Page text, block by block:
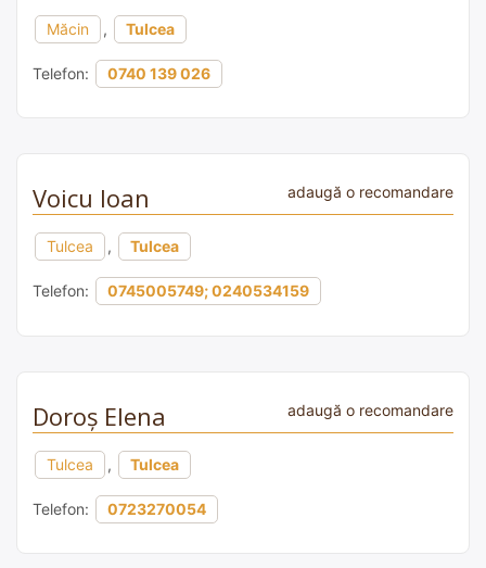
Măcin , Tulcea
Telefon: 0740 139 026
Voicu Ioan adaugă o recomandare
Tulcea , Tulcea
Telefon: 0745005749; 0240534159
Doroș Elena adaugă o recomandare
Tulcea , Tulcea
Telefon: 0723270054